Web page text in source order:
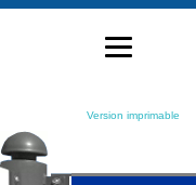
Version imprimable